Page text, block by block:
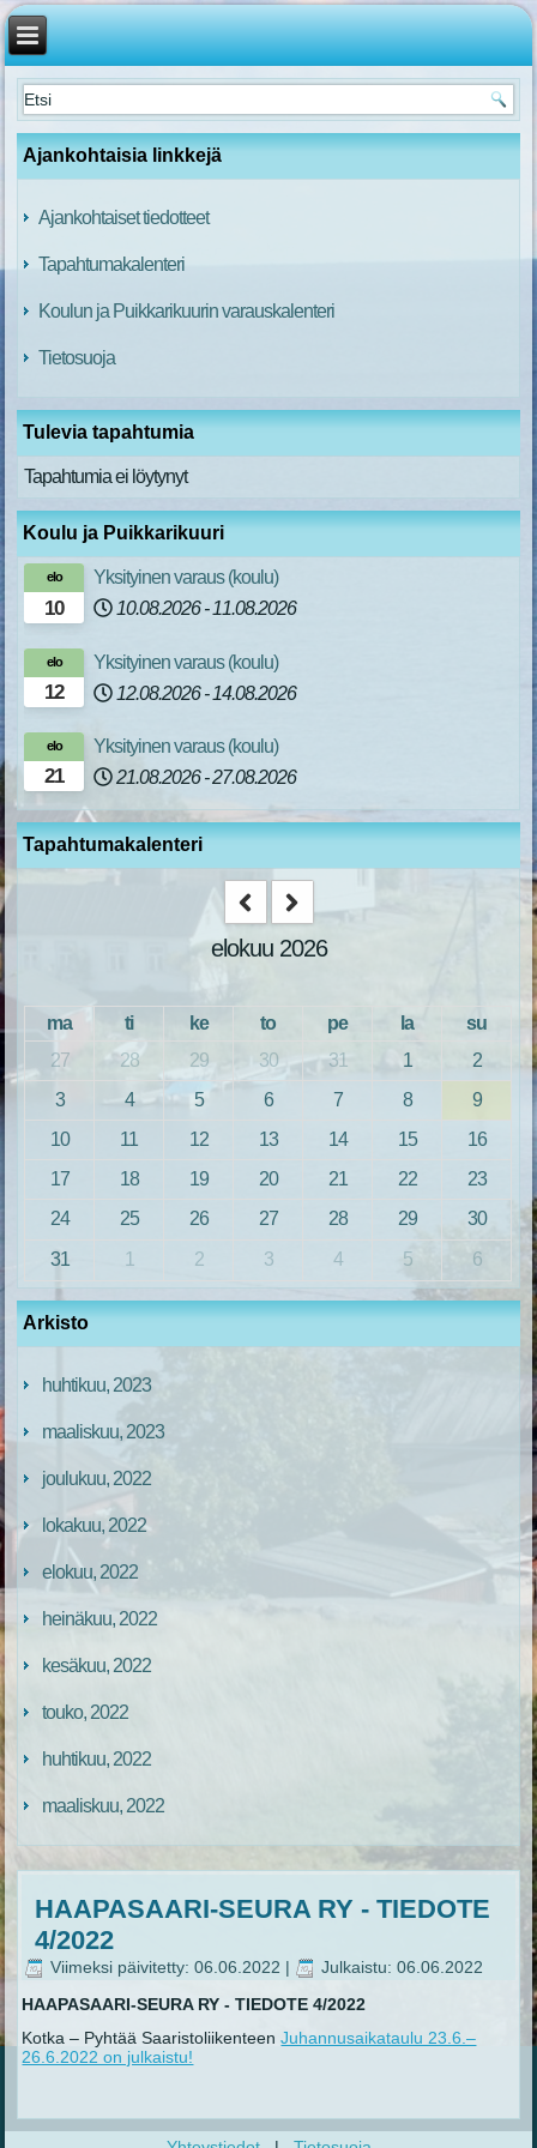
Ajankohtaisia linkkejä
Ajankohtaiset tiedotteet
Tapahtumakalenteri
Koulun ja Puikkarikuurin varauskalenteri
Tietosuoja
Tulevia tapahtumia
Tapahtumia ei löytynyt
Koulu ja Puikkarikuuri
10
elo
Yksityinen varaus (koulu)
10.08.2026 - 11.08.2026
12
elo
Yksityinen varaus (koulu)
12.08.2026 - 14.08.2026
21
elo
Yksityinen varaus (koulu)
21.08.2026 - 27.08.2026
Tapahtumakalenteri
elokuu 2026
ma ti ke to pe la
su
27
28 29 30 31 1
2
3
4 5 6 7 8
9
10
11 12 13 14 15
16
17
18 19 20 21 22
23
24
25 26 27 28 29
30
31
1 2 3 4 5 6
Arkisto
huhtikuu, 2023
maaliskuu, 2023
joulukuu, 2022
lokakuu, 2022
elokuu, 2022
heinäkuu, 2022
kesäkuu, 2022
touko, 2022
huhtikuu, 2022
maaliskuu, 2022
HAAPASAARI-SEURA RY - TIEDOTE
4/2022
Viimeksi päivitetty: 06.06.2022 |
Julkaistu: 06.06.2022
HAAPASAARI-SEURA RY - TIEDOTE 4/2022
Kotka – Pyhtää SaaristoliikenteenJuhannusaikataulu 23.6.–
26.6.2022 on julkaistu!